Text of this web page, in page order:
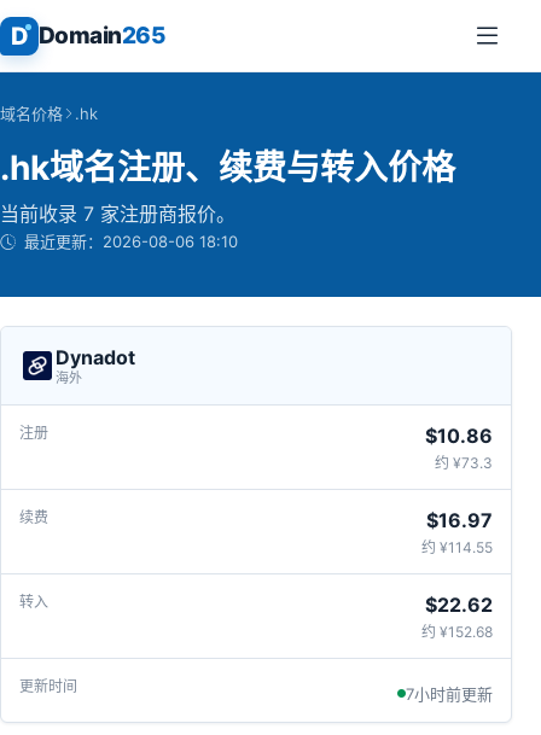
D Domain265
域名价格 .hk
.hk域名注册、续费与转入价格
当前收录 7 家注册商报价。
最近更新： 2026-08-06 18:10
Dynadot
海外
$10.86
约 ¥73.3
$16.97
约 ¥114.55
$22.62
约 ¥152.68
7小时前更新